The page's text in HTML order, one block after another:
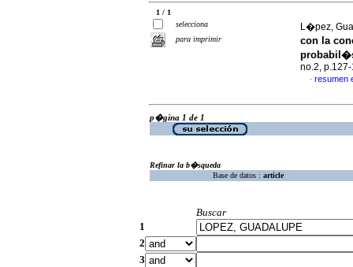
1 / 1
selecciona
para imprimir
L�pez,
con la
no.2,
· resumen
p�gina 1 de 1
Refinar la b�squeda
Base de datos : article
Buscar
1
2
3